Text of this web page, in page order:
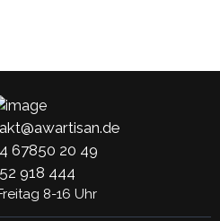
67850 20 49
918 444
8-16 Uhr